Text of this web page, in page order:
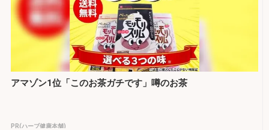
アマゾン1位「このお茶ガチです」噂のお茶
PR(ハーブ健康本舗)